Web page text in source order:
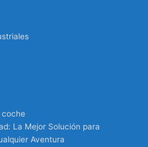
coche
La Mejor Solución para
Aventura